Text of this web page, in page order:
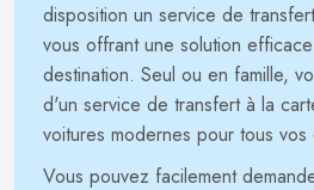
disposition un service de
vous offrant une solution
destination. Seul ou en famille,
d'un service de transfert à la
voitures modernes pour tous
Vous pouvez facilement